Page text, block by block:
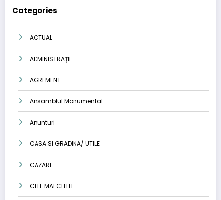
Categories
ACTUAL
ADMINISTRAȚIE
AGREMENT
Ansamblul Monumental
Anunturi
CASA SI GRADINA/ UTILE
CAZARE
CELE MAI CITITE